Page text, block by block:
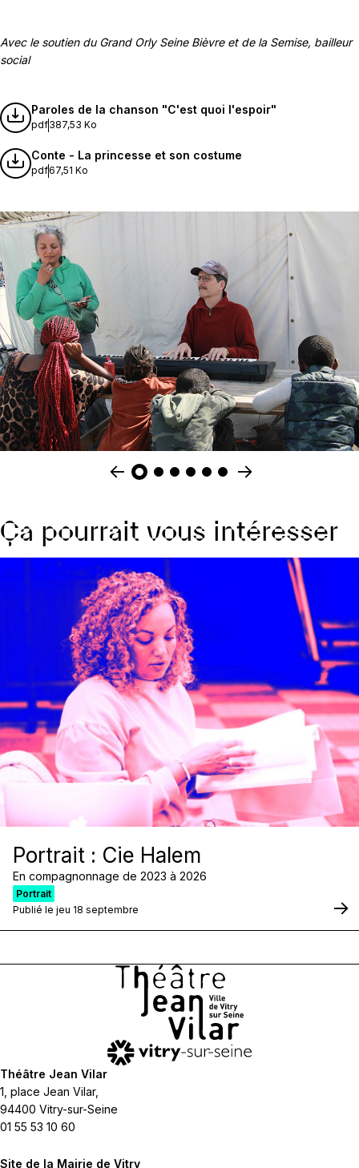
Avec le soutien du Grand Orly Seine Bièvre et de la Semise, bailleur
social
Paroles de la chanson "C'est quoi l'espoir"
pdf387,53 Ko
Conte - La princesse et son costume
pdf67,51 Ko
Ça pourrait vous intéresser
Portrait : Cie Halem
En compagnonnage de 2023 à 2026
Portrait
Publié le jeu 18 septembre
Théâtre Jean Vilar
1, place Jean Vilar,
94400 Vitry-sur-Seine
01 55 53 10 60
Site de la Mairie de Vitry